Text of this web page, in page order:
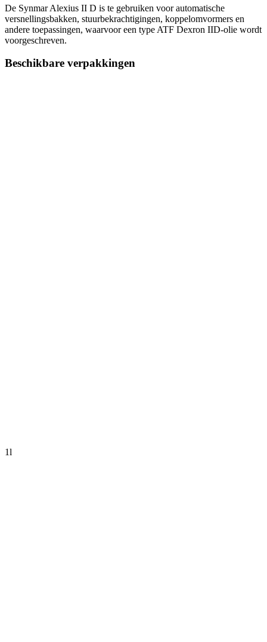
De Synmar Alexius II D is te gebruiken voor automatische
versnellingsbakken, stuurbekrachtigingen, koppelomvormers en
andere toepassingen, waarvoor een type ATF Dexron IID-olie wordt
voorgeschreven.
Beschikbare verpakkingen
1l